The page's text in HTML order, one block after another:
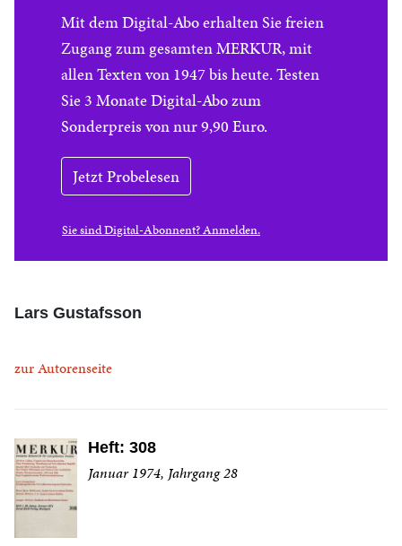
Mit dem Digital-Abo erhalten Sie freien
Zugang zum gesamten MERKUR, mit
allen Texten von 1947 bis heute. Testen
Sie 3 Monate Digital-Abo zum
Sonderpreis von nur 9,90 Euro.
Jetzt Probelesen
Sie sind Digital-Abonnent? Anmelden.
Lars Gustafsson
zur Autorenseite
Heft: 308
Januar 1974, Jahrgang 28